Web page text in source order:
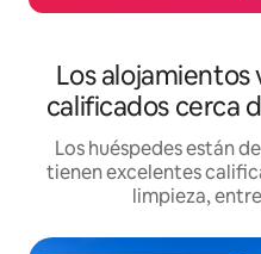
Los
calificados cerca
Los huéspedes están
tienen excelentes
limpieza,